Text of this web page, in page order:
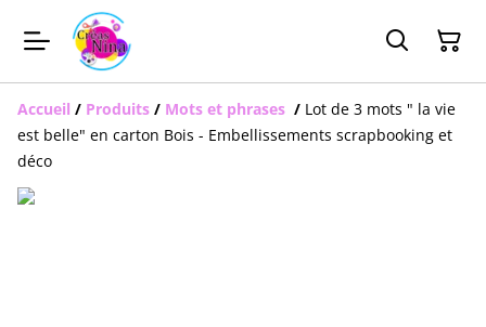
Accueil / Produits / Mots et phrases / Lot de 3 mots " la vie
est belle" en carton Bois - Embellissements scrapbooking et
déco